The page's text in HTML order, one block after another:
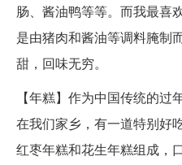
肠、酱油鸭等等。而我最喜
是由猪肉和酱油等调料腌制
甜，回味无穷。
【年糕】作为中国传统的过
在我们家乡，有一道特别
红枣年糕和花生年糕组成，